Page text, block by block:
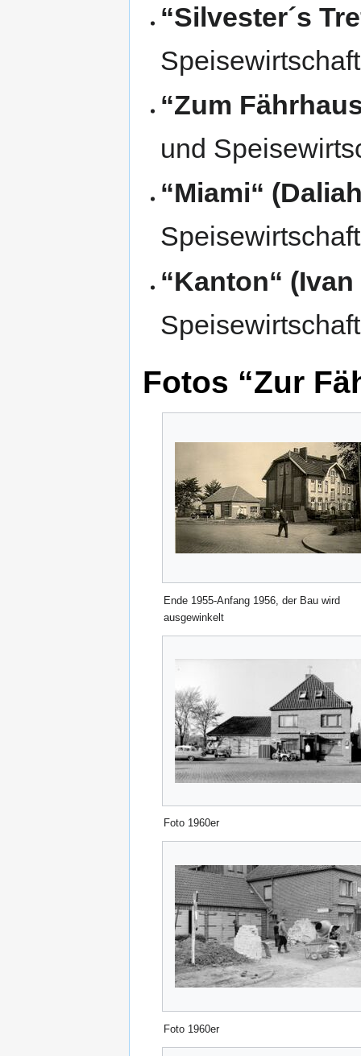
“Silvester´s
“Zum
und
“Miami“
“Kanton“
Fotos “Zur
Ende 1955-Anfang 1956, der Bau wird
ausgewinkelt
Foto 1960er
Foto 1960er